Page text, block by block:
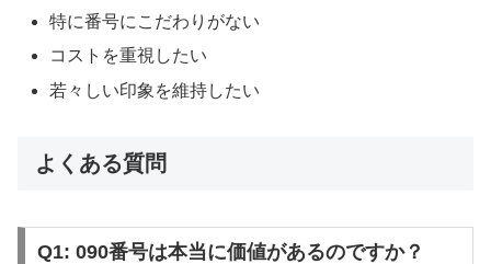
特に番号にこだわりがない
コストを重視したい
若々しい印象を維持したい
よくある質問
Q1: 090番号は本当に価値があるのですか？